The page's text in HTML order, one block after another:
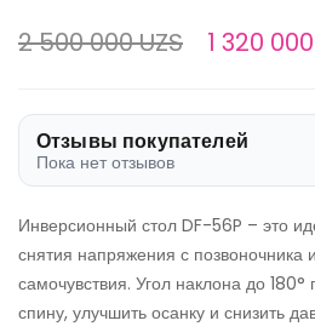
Отзывы покупателей
Пока нет отзывов
2 500 000 UZS 1 320
Инверсионный стол DF-56P – это
снятия напряжения с позвоночника
самочувствия. Угол наклона до 180°
спину, улучшить осанку и снизить